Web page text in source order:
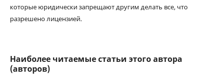
которые юридически запрещают другим делать все, что
разрешено лицензией.
Наиболее читаемые статьи этого автора
(авторов)